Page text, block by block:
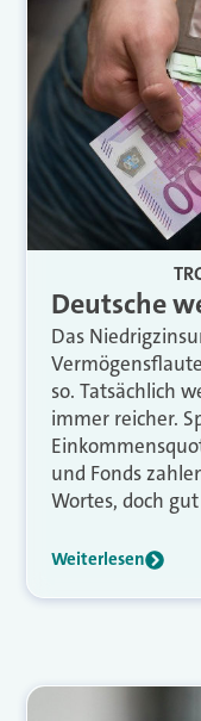
Deutsche
Das
so. Tatsächlich
immer reicher.
und Fonds
Wortes, doch
Weiterlesen